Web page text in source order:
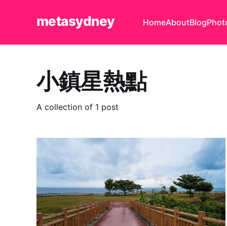
metasydney HomeAboutBlog
小鎮星熱點
A collection of 1 post